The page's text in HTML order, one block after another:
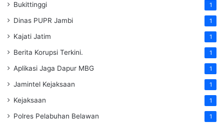
Bukittinggi 1
Dinas PUPR Jambi 1
Kajati Jatim 1
Berita Korupsi Terkini. 1
Aplikasi Jaga Dapur MBG 1
Jamintel Kejaksaan 1
Kejaksaan 1
Polres Pelabuhan Belawan 1